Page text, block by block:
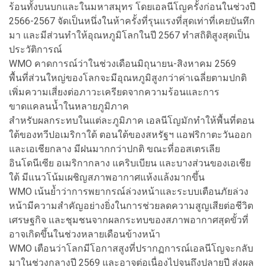
ร้อนทั้งบนบกและในมหาสมุทร โดยเอลนีโญครั้งก่อนในช่วงปี
2566-2567 จัดเป็นหนึ่งในห้าครั้งที่รุนแรงที่สุดเท่าที่เคยบันทึก
มา และมีส่วนทำให้อุณหภูมิโลกในปี 2567 ทำสถิติสูงสุดเป็น
ประวัติการณ์
WMO คาดการณ์ว่าในช่วงเดือนมิถุนายน-สิงหาคม 2569
พื้นที่ส่วนใหญ่ของโลกจะมีอุณหภูมิสูงกว่าค่าเฉลี่ยตามปกติ
เพิ่มความเสี่ยงต่อภาวะเครียดจากความร้อนและการ
ขาดแคลนน้ำในหลายภูมิภาค
สำหรับผลกระทบในแต่ละภูมิภาค เอลนีโญมักทำให้พื้นที่ตอน
ใต้ของทวีปอเมริกาใต้ ตอนใต้ของสหรัฐฯ แอฟริกาตะวันออก
และเอเชียกลาง มีฝนมากกว่าปกติ ขณะที่ออสเตรเลีย
อินโดนีเซีย อเมริกากลาง แคริบเบียน และบางส่วนของเอเชีย
ใต้ มีแนวโน้มเผชิญสภาพอากาศแห้งแล้งมากขึ้น
WMO เน้นย้ำว่าการพยากรณ์ล่วงหน้าและระบบเตือนภัยล่วง
หน้ามีความสำคัญอย่างยิ่งในการช่วยลดความสูญเสียต่อชีวิต
เศรษฐกิจ และชุมชนจากผลกระทบของสภาพอากาศสุดขั้วที่
อาจเกิดขึ้นในช่วงหลายเดือนข้างหน้า
WMO เตือนว่าโลกมีโอกาสสูงที่ปรากฏการณ์เอลนีโญจะกลับ
มาในช่วงกลางปี 2569 และอาจต่อเนื่องไปจนถึงปลายปี ส่งผล